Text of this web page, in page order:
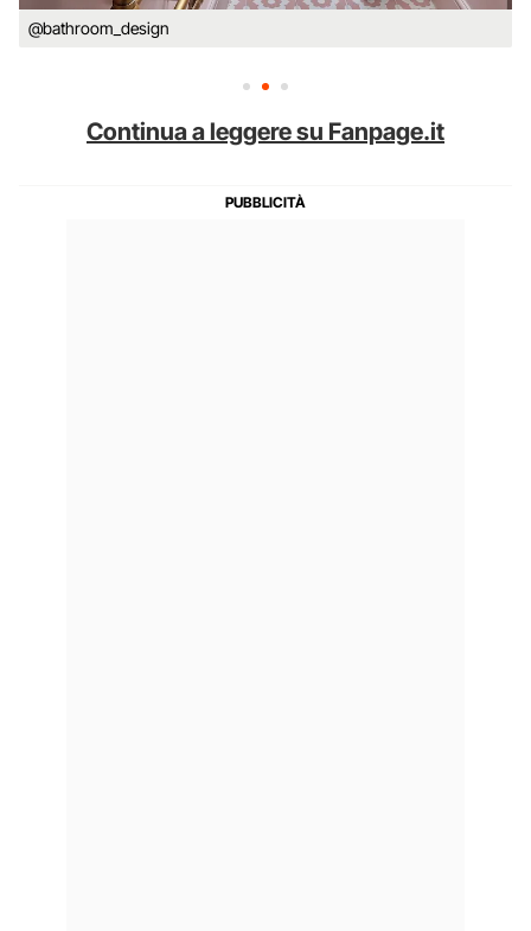
@bathroom_design
Continua a leggere su Fanpage.it